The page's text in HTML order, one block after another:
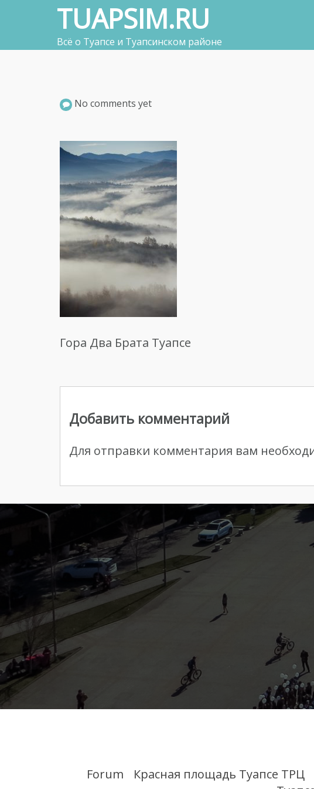
TUAPSIM.RU
Всё о Туапсе и Туапсинском районе
No comments yet
Гора Два Брата Туапсе
Навигация
записям
Добавить комментарий
Для отправки комментария вам
Forum Красная площадь Туапсе ТРЦ